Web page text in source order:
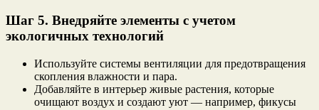
Шаг 5. Внедряйте элементы с учетом
экологичных технологий
Используйте системы вентиляции для предотвращения
скопления влажности и пара.
Добавляйте в интерьер живые растения, которые
очищают воздух и создают уют — например, фикусы